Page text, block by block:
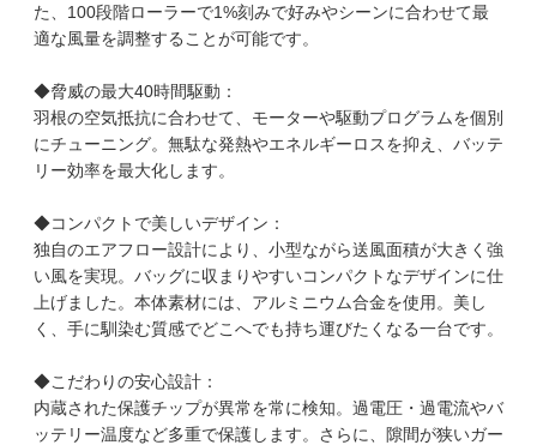
た、100段階ローラーで1%刻みで好みやシーンに合わせて最
適な風量を調整することが可能です。
◆脅威の最大40時間駆動：
羽根の空気抵抗に合わせて、モーターや駆動プログラムを個別
にチューニング。無駄な発熱やエネルギーロスを抑え、バッテ
リー効率を最大化します。
◆コンパクトで美しいデザイン：
独自のエアフロー設計により、小型ながら送風面積が大きく強
い風を実現。バッグに収まりやすいコンパクトなデザインに仕
上げました。本体素材には、アルミニウム合金を使用。美し
く、手に馴染む質感でどこへでも持ち運びたくなる一台です。
◆こだわりの安心設計：
内蔵された保護チップが異常を常に検知。過電圧・過電流やバ
ッテリー温度など多重で保護します。さらに、隙間が狭いガー